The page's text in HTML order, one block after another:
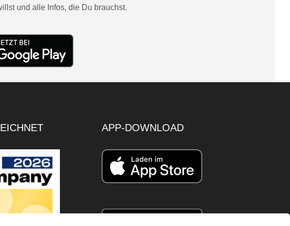
und alle Infos, die Du brauchst.
APP-DOWNLOAD